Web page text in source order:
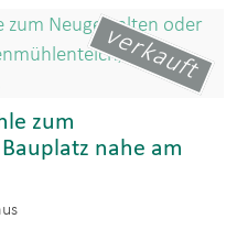
verkauft
zum
nahe am